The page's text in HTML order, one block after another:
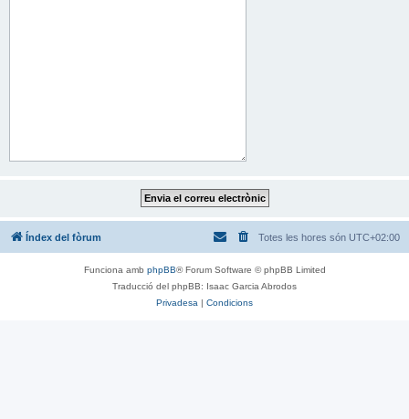
Índex del fòrum Totes les hores són UTC+02:00
Funciona amb phpBB® Forum Software © phpBB Limited
Traducció del phpBB: Isaac Garcia Abrodos
Privadesa | Condicions